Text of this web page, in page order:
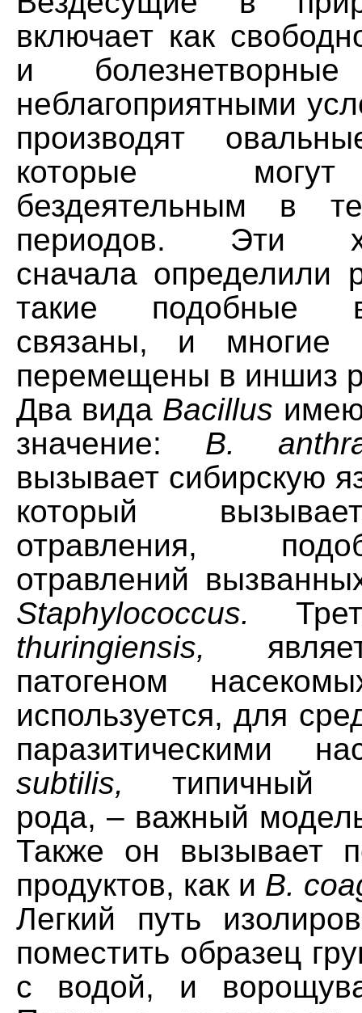
включает как
и
неблагоприятными
производят
которые
бездеятельным в
периодов. Эти
сначала определили
такие подобные
связаны, и
перемещены в иншиз
Два вида Bacillus
значение: B.
вызывает сибирскую
который
отравления,
отравлений
Staphylococcus.
thuringiensis,
патогеном
используется, для
паразитическими
subtilis, типичный
рода, – важный
Также он вызывает
продуктов, как и B.
Легкий путь
поместить образец
с водой, и